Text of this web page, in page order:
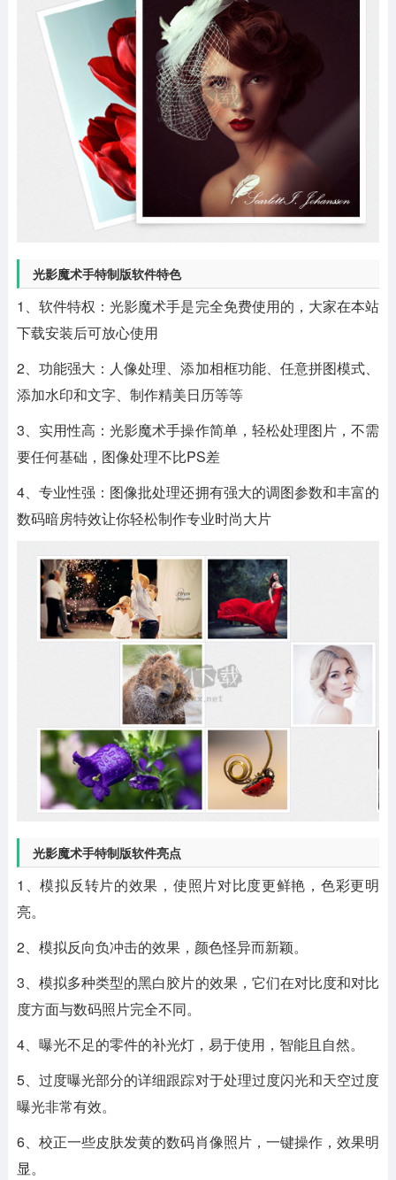
光影魔术手特制版软件特色
1、软件特权：光影魔术手是完全免费使用的，大家在本站
下载安装后可放心使用
2、功能强大：人像处理、添加相框功能、任意拼图模式、
添加水印和文字、制作精美日历等等
3、实用性高：光影魔术手操作简单，轻松处理图片，不需
要任何基础，图像处理不比PS差
4、专业性强：图像批处理还拥有强大的调图参数和丰富的
数码暗房特效让你轻松制作专业时尚大片
光影魔术手特制版软件亮点
1、模拟反转片的效果，使照片对比度更鲜艳，色彩更明
亮。
2、模拟反向负冲击的效果，颜色怪异而新颖。
3、模拟多种类型的黑白胶片的效果，它们在对比度和对比
度方面与数码照片完全不同。
4、曝光不足的零件的补光灯，易于使用，智能且自然。
5、过度曝光部分的详细跟踪对于处理过度闪光和天空过度
曝光非常有效。
6、校正一些皮肤发黄的数码肖像照片，一键操作，效果明
显。